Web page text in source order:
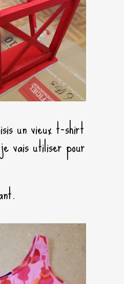
un vieux t-shirt
vais utiliser pour